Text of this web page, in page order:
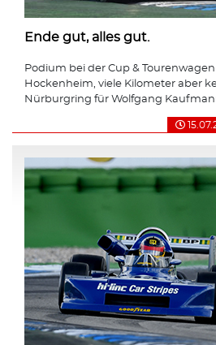
Ende gut, alles gut.
Podium bei der Cup &
Hockenheim, viele Kilometer aber
Nürburgring für Wolfgang